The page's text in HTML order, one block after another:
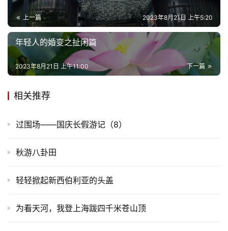
专
题
更
多
上一篇 2023年8月21日 上午5:20
年轻人的婚变之扯闲篇
下一篇
2023年8月21日 上午11:00
相关推荐
过围场——国庆长假游记（8）
秋游八卦田
轻轻掀起新西伯利亚的头盖
为看天河，我登上海跋四千米苍山顶